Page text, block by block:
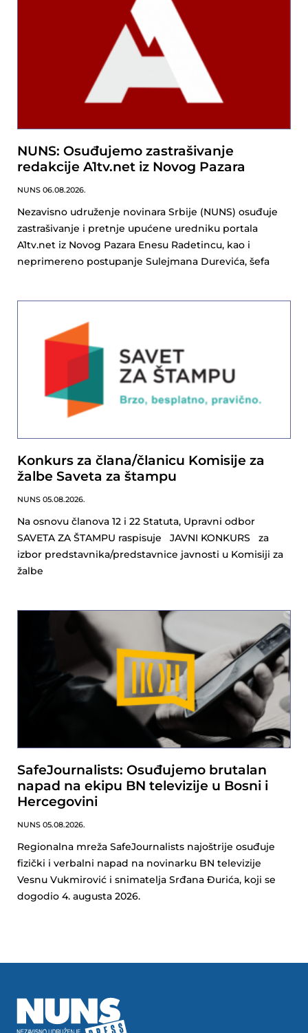
NUNS: Osuđujemo zastrašivanje
redakcije A1tv.net iz Novog Pazara
NUNS 06.08.2026.
Nezavisno udruženje novinara Srbije (NUNS) osuđuje
zastrašivanje i pretnje upućene uredniku portala
A1tv.net iz Novog Pazara Enesu Radetincu, kao i
neprimereno postupanje Sulejmana Durevića, šefa
Konkurs za člana/članicu Komisije za
žalbe Saveta za štampu
NUNS 05.08.2026.
Na osnovu članova 12 i 22 Statuta, Upravni odbor
SAVETA ZA ŠTAMPU raspisuje JAVNI KONKURS za
izbor predstavnika/predstavnice javnosti u Komisiji za
žalbe
SafeJournalists: Osuđujemo brutalan
napad na ekipu BN televizije u Bosni i
Hercegovini
NUNS 05.08.2026.
Regionalna mreža SafeJournalists najoštrije osuđuje
fizički i verbalni napad na novinarku BN televizije
Vesnu Vukmirović i snimatelja Srđana Đurića, koji se
dogodio 4. augusta 2026.